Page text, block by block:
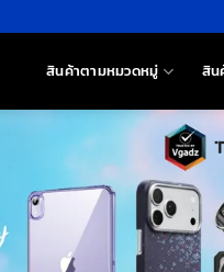
สินค้าตามหมวดหมู่ สิน